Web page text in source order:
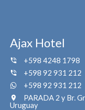
Ajax Hotel
+598 4248 1798
+598 92 931 212
+598 92 931 212
PARADA 2 y Br.
Uruguay